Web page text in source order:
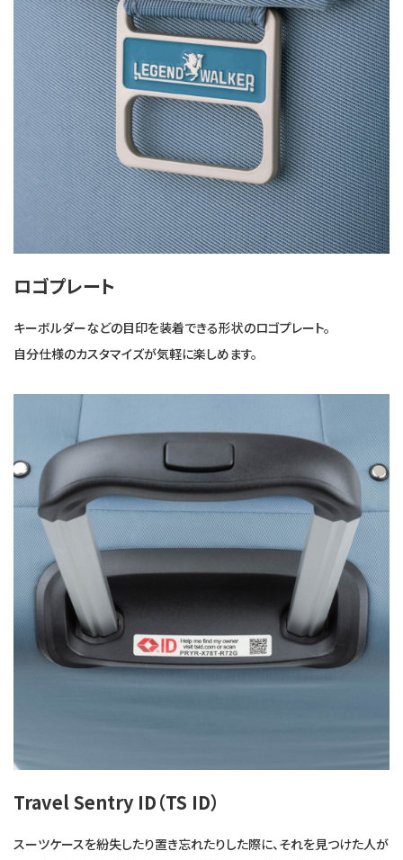
ロゴプレート
キーボルダーなどの目印を装着できる形状のロゴプレート。
自分仕様のカスタマイズが気軽に楽しめます。
Travel Sentry ID（TS ID）
スーツケースを紛失したり置き忘れたりした際に、それを見つけた人が